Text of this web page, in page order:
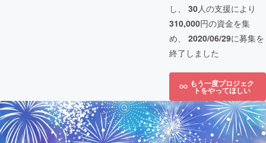
し、 30人の支援により
310,000円の資金を集
め、 2020/06/29に募集を
終了しました
もう一度プロジェク
トをやってほしい